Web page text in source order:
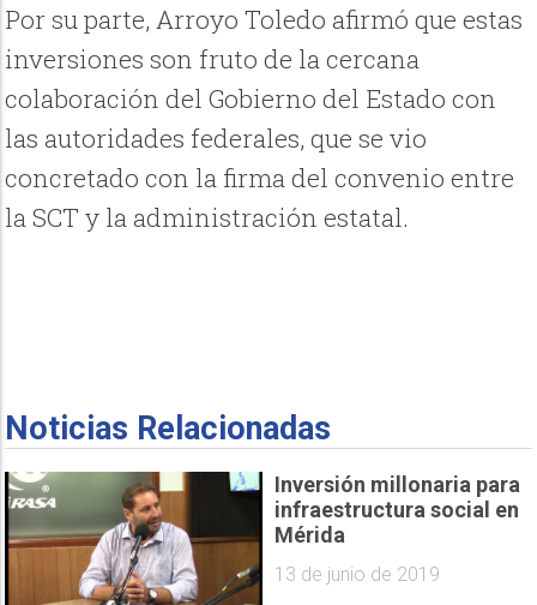
Por su parte, Arroyo Toledo afirmó que estas
inversiones son fruto de la cercana
colaboración del Gobierno del Estado con
las autoridades federales, que se vio
concretado con la firma del convenio entre
la SCT y la administración estatal.
Noticias Relacionadas
Inversión millonaria para
infraestructura social en
Mérida
13 de junio de 2019